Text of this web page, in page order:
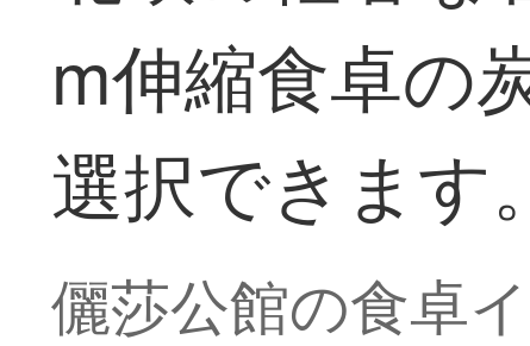
m伸縮食卓の
選択できます。
儷莎公館の食卓